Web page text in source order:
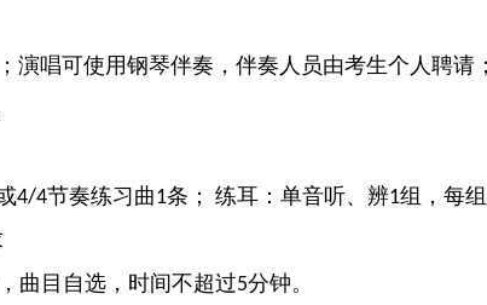
演唱可使用钢琴伴奏，伴奏人员由考生个人聘请
4/4节奏练习曲1条； 练耳：单音听、辨1组，每组
曲目自选，时间不超过5分钟。